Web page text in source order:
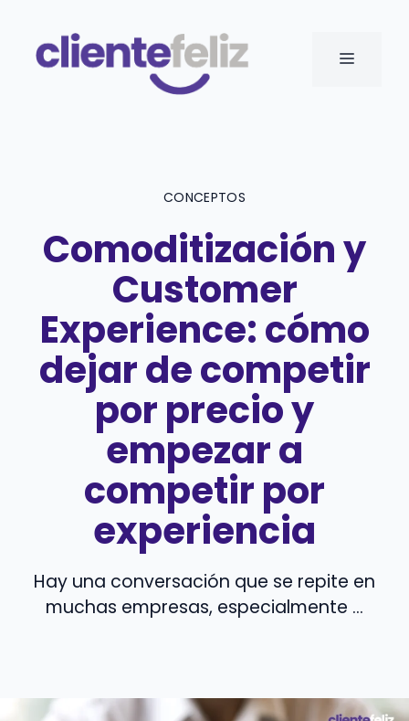
contenido
MENÚ
CONCEPTOS
Comoditización y
Customer
Experience: cómo
dejar de competir
por precio y
empezar a
competir por
experiencia
Hay una conversación que se repite en
muchas empresas, especialmente ...